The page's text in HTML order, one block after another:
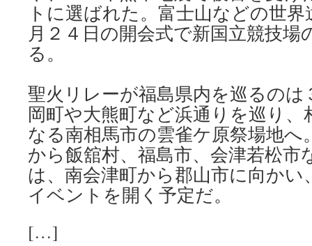
トに選ばれた。富士山などの世
月２４日の開会式で新国立競技場
る。
聖火リレーが福島県内を巡るのは
岡町や大熊町など浜通りを巡り、
なる南相馬市の雲雀ケ原祭場地へ
から飯舘村、福島市、会津若松市
は、南会津町から郡山市に向かい
イベントを開く予定だ。
[…]